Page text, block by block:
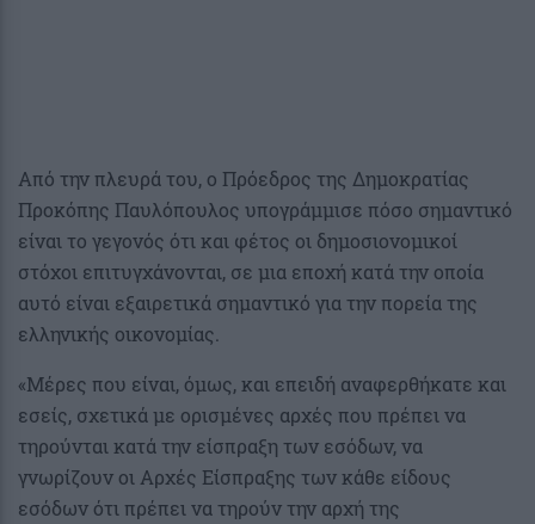
Από την πλευρά του, ο Πρόεδρος της Δημοκρατίας
Προκόπης Παυλόπουλος υπογράμμισε πόσο σημαντικό
είναι το γεγονός ότι και φέτος οι δημοσιονομικοί
στόχοι επιτυγχάνονται, σε μια εποχή κατά την οποία
αυτό είναι εξαιρετικά σημαντικό για την πορεία της
ελληνικής οικονομίας.
«Μέρες που είναι, όμως, και επειδή αναφερθήκατε και
εσείς, σχετικά με ορισμένες αρχές που πρέπει να
τηρούνται κατά την είσπραξη των εσόδων, να
γνωρίζουν οι Αρχές Είσπραξης των κάθε είδους
εσόδων ότι πρέπει να τηρούν την αρχή της